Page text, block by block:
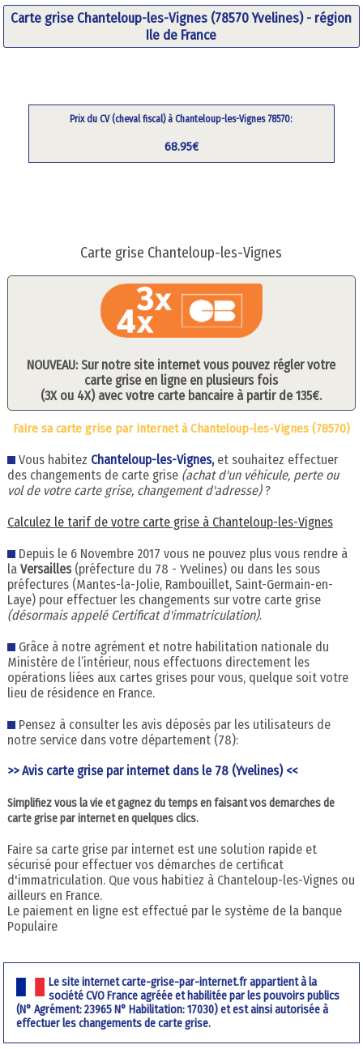
Carte grise Chanteloup-les-Vignes (78570 Yvelines) - région
Ile de France
Prix du CV (cheval fiscal) à Chanteloup-les-Vignes 78570:
68.95€
Carte grise Chanteloup-les-Vignes
NOUVEAU: Sur notre site internet vous pouvez régler votre
carte grise en ligne en plusieurs fois
(3X ou 4X) avec votre carte bancaire à partir de 135€.
Faire sa carte grise par internet à Chanteloup-les-Vignes (78570)
Vous habitez Chanteloup-les-Vignes, et souhaitez effectuer
des changements de carte grise (achat d'un véhicule, perte ou
vol de votre carte grise, changement d'adresse)?
Calculez le tarif de votre carte grise à Chanteloup-les-Vignes
Depuis le 6 Novembre 2017 vous ne pouvez plus vous rendre à
laVersailles(préfecture du 78 - Yvelines) ou dans les sous
préfectures (Mantes-la-Jolie, Rambouillet, Saint-Germain-en-
Laye) pour effectuer les changements sur votre carte grise
(désormais appelé Certificat d'immatriculation).
Grâce à notre agrément et notre habilitation nationale du
Ministère de l’intérieur, nous effectuons directement les
opérations liées aux cartes grises pour vous, quelque soit votre
lieu de résidence en France.
Pensez à consulter les avis déposés par les utilisateurs de
notre service dans votre département (78):
>> Avis carte grise par internet dans le 78 (Yvelines) <<
Simplifiez vous la vie et gagnez du temps en faisant vos demarches de
carte grise par internet en quelques clics.
Faire sa carte grise par internet est une solution rapide et
sécurisé pour effectuer vos démarches de certificat
d'immatriculation. Que vous habitiez à Chanteloup-les-Vignes ou
ailleurs en France.
Le paiement en ligne est effectué par le système de la banque
Populaire
Le site internet carte-grise-par-internet.fr appartient à la
société CVO France agréée et habilitée par les pouvoirs publics
(N° Agrément: 23965 N° Habilitation: 17030) et est ainsi autorisée à
effectuer les changements de carte grise.